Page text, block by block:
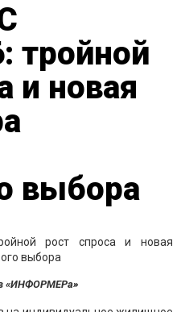
тройной
и новая
выбора
«ИНФОРМЕРа»